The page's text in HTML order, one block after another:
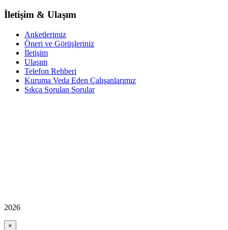
İletişim & Ulaşım
Anketlerimiz
Öneri ve Görüşleriniz
İletişim
Ulaşım
Telefon Rehberi
Kuruma Veda Eden Çalışanlarımız
Sıkça Sorulan Sorular
2026
×